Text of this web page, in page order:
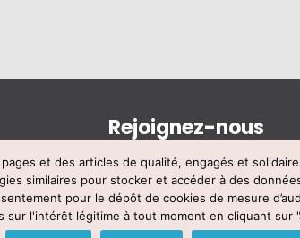
Rejoignez-nous
-mentions légales–
Voir notre politique de confidentialité
et des articles de qualité, engagés et
similaires pour stocker et accéder à des
pour le dépôt de cookies de mesure
sur l'intérêt légitime à tout moment en cliquant sur